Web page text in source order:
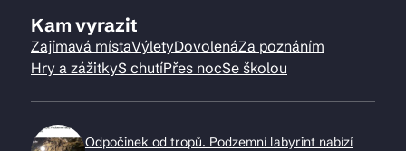
Kam vyrazit
Zajímavá místaVýletyDovolenáZa poznáním
Hry a zážitkyS chutíPřes nocSe školou
Odpočinek od tropů. Podzemní labyrint nabízí